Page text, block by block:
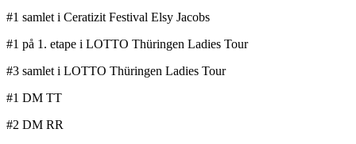
#1 samlet i Ceratizit Festival Elsy Jacobs
#1 på 1. etape i LOTTO Thüringen Ladies Tour
#3 samlet i LOTTO Thüringen Ladies Tour
#1 DM TT
#2 DM RR